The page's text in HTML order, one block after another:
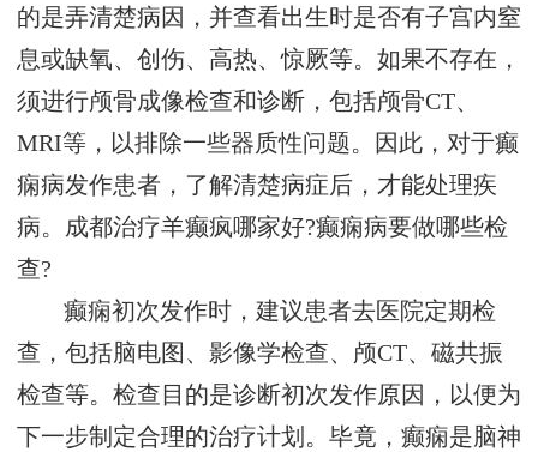
的是弄清楚病因，并查看出生时是否有子宫内窒
息或缺氧、创伤、高热、惊厥等。如果不存在，
须进行颅骨成像检查和诊断，包括颅骨CT、
MRI等，以排除一些器质性问题。因此，对于癫
痫病发作患者，了解清楚病症后，才能处理疾
病。成都治疗羊癫疯哪家好?癫痫病要做哪些检
查?
癫痫初次发作时，建议患者去医院定期检
查，包括脑电图、影像学检查、颅CT、磁共振
检查等。检查目的是诊断初次发作原因，以便为
下一步制定合理的治疗计划。毕竟，癫痫是脑神